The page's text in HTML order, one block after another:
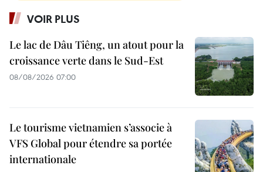
VOIR PLUS
Le lac de Dâu Tiêng, un atout pour la
croissance verte dans le Sud-Est
08/08/2026 07:00
Le tourisme vietnamien s’associe à
VFS Global pour étendre sa portée
internationale